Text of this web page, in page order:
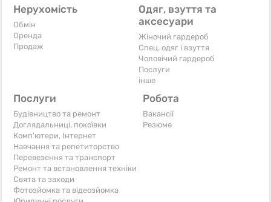
Нерухомість
Обмін
Оренда
Продаж
Одяг, взуття та
аксесуари
Жіночий гардероб
Спец. одяг і взуття
Чоловічий гардероб
Послуги
інше
Послуги
Будівництво та ремонт
Доглядальниці, покоївки
Комп'ютери, Інтернет
Навчання та репетиторство
Перевезення та транспорт
Ремонт та встановлення техніки
Свята та заходи
Фотозйомка та відеозйомка
Робота
Вакансії
Резюме